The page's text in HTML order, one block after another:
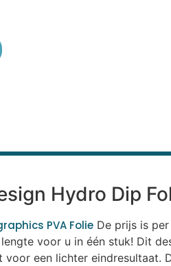
Hydro Dip
PVA Folie De prijs is
voor u in één stuk! Dit
een lichter eindresultaat.